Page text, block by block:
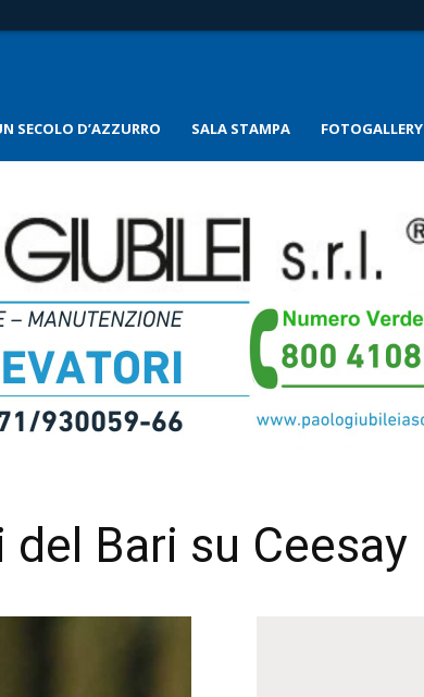
SECOLO D’AZZURRO SALA STAMPA FOTOGALLERY
Bari su Ceesay